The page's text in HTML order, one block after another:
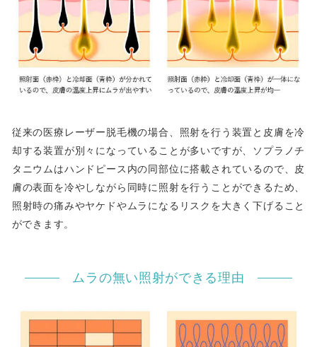
従来の医療レーザー脱毛機の場合、照射を行う装置と皮膚を冷
却する装置が別々になっていることが多いですが、ソプラノチ
タニウムはハンドピース内の同部位に搭載されているので、皮
膚の表面を冷やしながら同時に照射を行うことができるため、
照射時の痛みやヤケドやムラになるリスクを大きく下げること
ができます。
ムラの無い照射ができる理由